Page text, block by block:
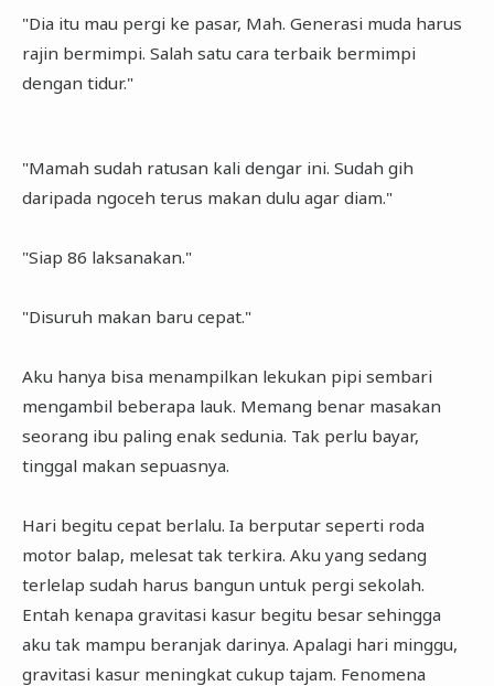
"Dia itu mau pergi ke pasar, Mah. Generasi muda harus
rajin bermimpi. Salah satu cara terbaik bermimpi
dengan tidur."
"Mamah sudah ratusan kali dengar ini. Sudah gih
daripada ngoceh terus makan dulu agar diam."
"Siap 86 laksanakan."
"Disuruh makan baru cepat."
Aku hanya bisa menampilkan lekukan pipi sembari
mengambil beberapa lauk. Memang benar masakan
seorang ibu paling enak sedunia. Tak perlu bayar,
tinggal makan sepuasnya.
Hari begitu cepat berlalu. Ia berputar seperti roda
motor balap, melesat tak terkira. Aku yang sedang
terlelap sudah harus bangun untuk pergi sekolah.
Entah kenapa gravitasi kasur begitu besar sehingga
aku tak mampu beranjak darinya. Apalagi hari minggu,
gravitasi kasur meningkat cukup tajam. Fenomena